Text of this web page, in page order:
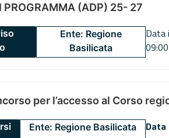
PROGRAMMA (ADP) 25- 27
Ente: Regione
Basilicata
Data
09:00
per l’accesso al Corso
Ente: Regione Basilicata Data